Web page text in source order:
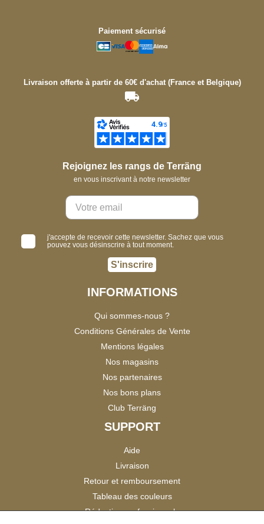
Paiement sécurisé
Livraison offerte à partir de 60€ d'achat (France et Belgique)
Rejoignez les rangs de Terräng
en vous inscrivant à notre newsletter
j'accepte de recevoir cette newsletter. Sachez que vous
pouvez vous désinscrire à tout moment.
S'inscrire
INFORMATIONS
Qui sommes-nous ?
Conditions Générales de Vente
Mentions légales
Nos magasins
Nos partenaires
Nos bons plans
Club Terräng
SUPPORT
Aide
Livraison
Retour et remboursement
Tableau des couleurs
Réduction professionnels